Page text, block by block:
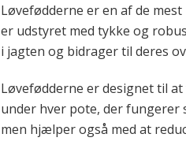
Løvefødderne er en af de
er udstyret med tykke og
i jagten og bidrager til deres
Løvefødderne er designet til
under hver pote, der fungerer
men hjælper også med at